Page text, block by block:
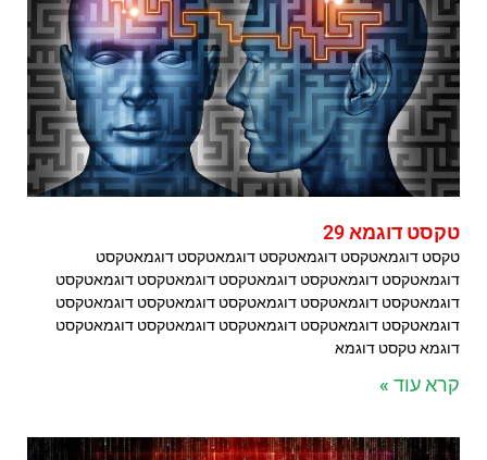
טקסט דוגמא 29
טקסט דוגמאטקסט דוגמאטקסט דוגמאטקסט דוגמאטקסט
דוגמאטקסט דוגמאטקסט דוגמאטקסט דוגמאטקסט דוגמאטקסט
דוגמאטקסט דוגמאטקסט דוגמאטקסט דוגמאטקסט דוגמאטקסט
דוגמאטקסט דוגמאטקסט דוגמאטקסט דוגמאטקסט דוגמאטקסט
דוגמא טקסט דוגמא
קרא עוד »